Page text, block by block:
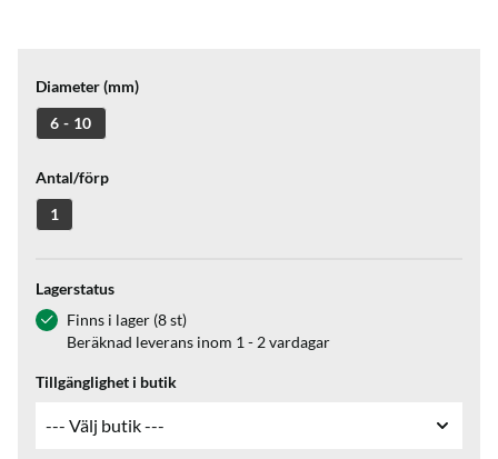
Diameter (mm)
6 - 10
Antal/förp
1
Lagerstatus
Finns i lager (8 st)
Beräknad leverans inom 1 - 2 vardagar
Tillgänglighet i butik